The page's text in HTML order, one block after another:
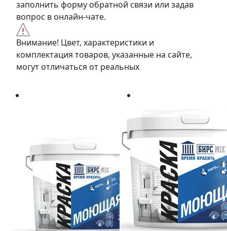
заполнить форму обратной связи или задав
вопрос в онлайн-чате.
Внимание! Цвет, характеристики и
комплектация товаров, указанные на сайте,
могут отличаться от реальных